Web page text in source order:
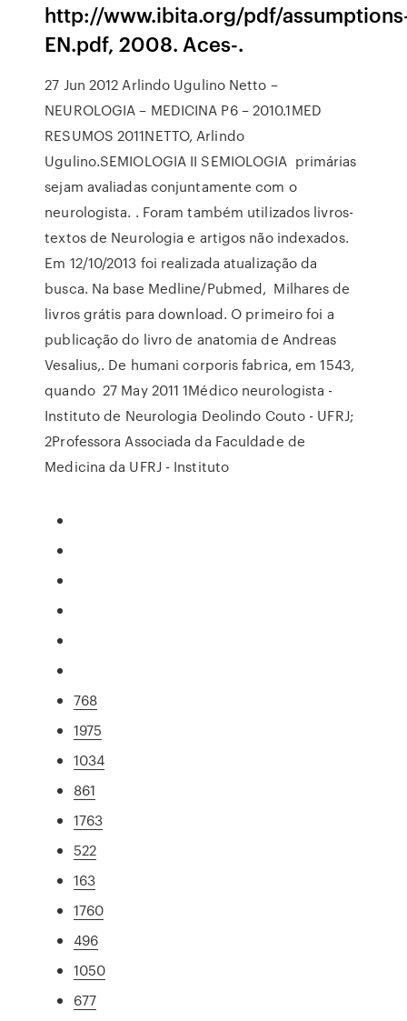
http://www.ibita.org/pdf/
EN.pdf, 2008. Aces-.
27 Jun 2012 Arlindo Ugulino Netto –
NEUROLOGIA – MEDICINA P6 – 2010.1MED
RESUMOS 2011NETTO, Arlindo
Ugulino.SEMIOLOGIA II SEMIOLOGIA primárias
sejam avaliadas conjuntamente com o
neurologista. . Foram também utilizados livros-
textos de Neurologia e artigos não indexados.
Em 12/10/2013 foi realizada atualização da
busca. Na base Medline/Pubmed, Milhares de
livros grátis para download. O primeiro foi a
publicação do livro de anatomia de Andreas
Vesalius,. De humani corporis fabrica, em 1543,
quando 27 May 2011 1Médico neurologista -
Instituto de Neurologia Deolindo Couto - UFRJ;
2Professora Associada da Faculdade de
Medicina da UFRJ - Instituto
768
1975
1034
861
1763
522
163
1760
496
1050
677